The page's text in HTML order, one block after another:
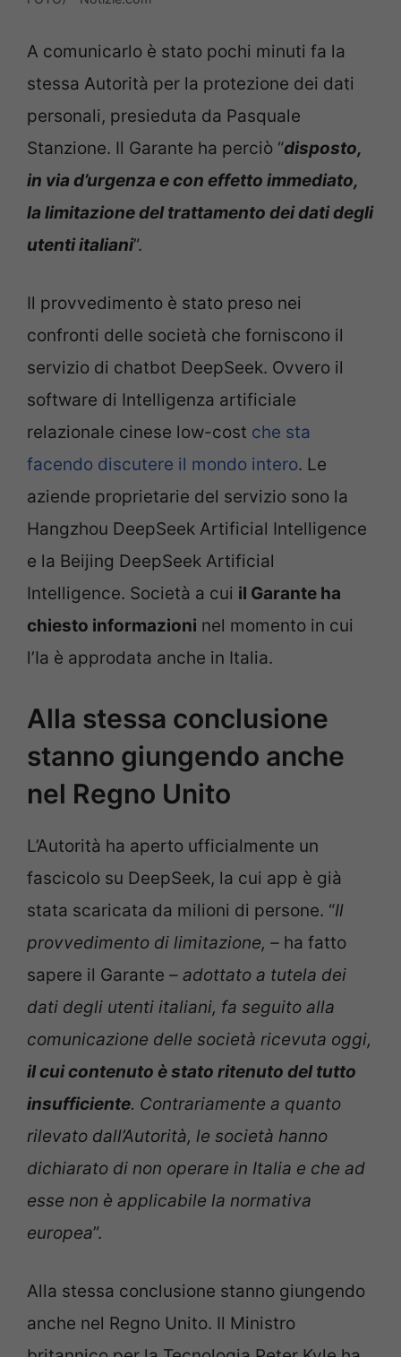
A comunicarlo è stato pochi minuti fa la
stessa Autorità per la protezione dei dati
personali, presieduta da Pasquale
Stanzione. Il Garante ha perciò “disposto,
in via d’urgenza e con effetto immediato,
la limitazione del trattamento dei dati degli
utenti italiani”.
Il provvedimento è stato preso nei
confronti delle società che forniscono il
servizio di chatbot DeepSeek. Ovvero il
software di Intelligenza artificiale
relazionale cinese low-cost che sta
facendo discutere il mondo intero. Le
aziende proprietarie del servizio sono la
Hangzhou DeepSeek Artificial Intelligence
e la Beijing DeepSeek Artificial
Intelligence. Società a cui il Garante ha
chiesto informazioni nel momento in cui
l’Ia è approdata anche in Italia.
Alla stessa conclusione
stanno giungendo anche
nel Regno Unito
L’Autorità ha aperto ufficialmente un
fascicolo su DeepSeek, la cui app è già
stata scaricata da milioni di persone. “Il
provvedimento di limitazione, – ha fatto
sapere il Garante – adottato a tutela dei
dati degli utenti italiani, fa seguito alla
comunicazione delle società ricevuta oggi,
il cui contenuto è stato ritenuto del tutto
insufficiente. Contrariamente a quanto
rilevato dall’Autorità, le società hanno
dichiarato di non operare in Italia e che ad
esse non è applicabile la normativa
europea”.
Alla stessa conclusione stanno giungendo
anche nel Regno Unito. Il Ministro